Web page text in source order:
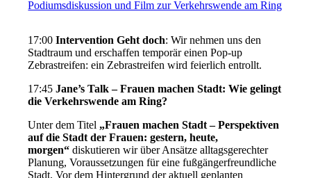
Podiumsdiskussion und Film zur Verkehrswende am Ring
17:00Intervention Geht doch: Wir nehmen uns den
Stadtraum und erschaffen temporär einen Pop-up
Zebrastreifen: ein Zebrastreifen wird feierlich entrollt.
17:45Jane’s Talk – Frauen machen Stadt: Wie gelingt
die Verkehrswende am Ring?
Unter dem Titel „Frauen machen Stadt – Perspektiven
auf die Stadt der Frauen: gestern, heute,
morgen“ diskutieren wir über Ansätze alltagsgerechter
Planung, Voraussetzungen für eine fußgängerfreundliche
Stadt. Vor dem Hintergrund der aktuell geplanten